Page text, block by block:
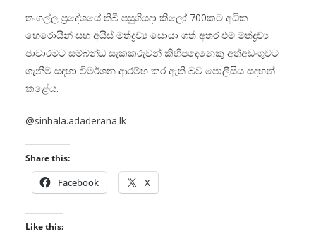
තංගල්ල ප්‍රදේශයේ තිබී පසුගියදා කිලෝ 700කට අධික
හෙරොයින් සහ අයිස් මත්ද්‍රව්‍ය සොයා ගත් අතර එම මත්ද්‍රව්‍ය
ජාවාරමට සම්බන්ධ සැකකරුවන් කිහිපදෙනෙකු අත්අඩංගුවට
ගැනීම සඳහා විමර්ශන ආරම්භ කර ඇති බව පොලීසිය සඳහන්
කළේය.
@sinhala.adaderana.lk
Share this:
Facebook X
Like this: